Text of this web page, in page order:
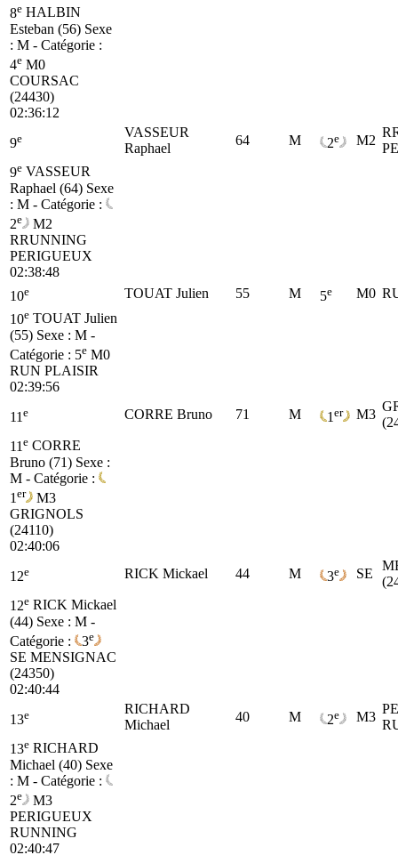
8e HALBIN
Esteban (56) Sexe
: M - Catégorie :
4e M0
COURSAC
(24430)
02:36:12
9e
VASSEUR
Raphael
64 M 2e M2
9e VASSEUR
Raphael (64) Sexe
: M - Catégorie :
2e
M2
RRUNNING
PERIGUEUX
02:38:48
10e TOUAT Julien 55 M 5e M0
10e TOUAT Julien
(55) Sexe : M -
Catégorie : 5e M0
RUN PLAISIR
02:39:56
11 e CORRE Bruno 71 M 1 er M3
11 e CORRE
Bruno (71) Sexe :
M - Catégorie :
1 er
M3
GRIGNOLS
(24110)
02:40:06
12e RICK Mickael 44 M 3e SE
12e RICK Mickael
(44) Sexe : M -
Catégorie :
3e
SE MENSIGNAC
(24350)
02:40:44
13e
RICHARD
Michael
40 M 2e M3
13e RICHARD
Michael (40) Sexe
: M - Catégorie :
2e
M3
PERIGUEUX
RUNNING
02:40:47